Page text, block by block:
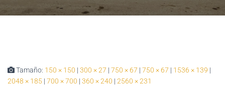
Tamaño: 150 × 150 | 300 × 27 | 750 × 67 | 750 × 67 | 1536 × 139 |
2048 × 185 | 700 × 700 | 360 × 240 | 2560 × 231